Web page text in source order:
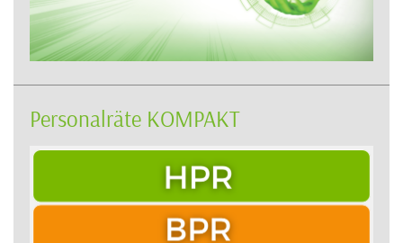
Personalräte KOMPAKT